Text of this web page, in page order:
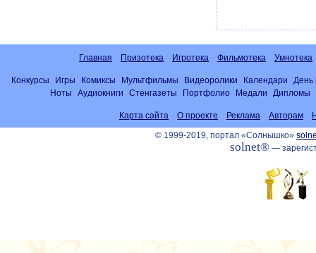
Главная Призотека Игротека Фильмотека Умнотека
Конкурсы Игры Комиксы Мультфильмы Видеоролики Календари
День
Ноты
Аудиокниги Стенгазеты Портфолио Медали Дипломы
Карта сайта О проекте Реклама Авторам
© 1999-2019, портал «Солнышко»
solnet®—